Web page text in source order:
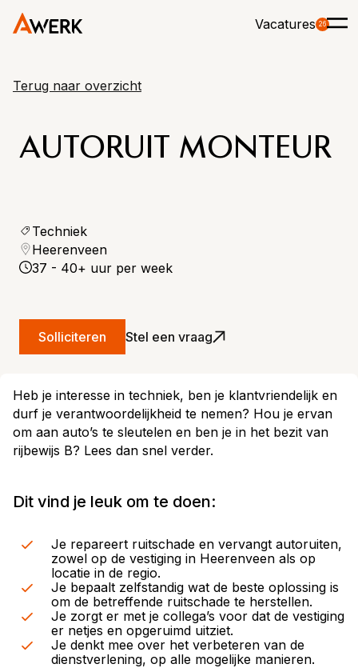
Vacatures 26
Terug naar overzicht
AUTORUIT MONTEUR
Techniek
Heerenveen
37 - 40+ uur per week
Solliciteren Stel een vraag
Heb je interesse in techniek, ben je klantvriendelijk en
durf je verantwoordelijkheid te nemen? Hou je ervan
om aan auto’s te sleutelen en ben je in het bezit van
rijbewijs B? Lees dan snel verder.
Dit vind je leuk om te doen:
Je repareert ruitschade en vervangt autoruiten,
zowel op de vestiging in Heerenveen als op
locatie in de regio.
Je bepaalt zelfstandig wat de beste oplossing is
om de betreffende ruitschade te herstellen.
Je zorgt er met je collega’s voor dat de vestiging
er netjes en opgeruimd uitziet.
Je denkt mee over het verbeteren van de
dienstverlening, op alle mogelijke manieren.